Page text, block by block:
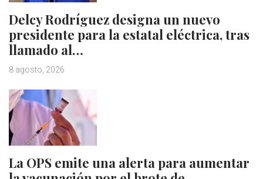
Delcy Rodríguez designa un nuevo
presidente para la estatal eléctrica, tras
llamado al…
8 agosto, 2026
La OPS emite una alerta para aumentar